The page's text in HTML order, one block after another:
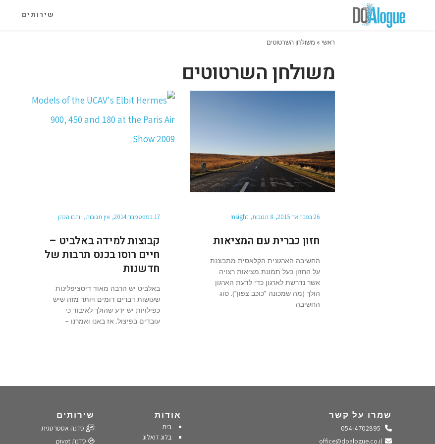
שירותים
ראשי » משולחן השרטוטים
משולחן השרטוטים
26 בפברואר 2015 8 תגובות Insight
חזון כברית עם המציאות
החשיבה הארגונית הקלאסית מתבוננת
על החזון כעל תמונת מציאות רצויה
אשר נדרשת לארגון כדי לדעת הארגון
הולך (מה שמכונה "כוכב צפון"). סוג
החשיבה
17 בספטמבר 2014 אין תגובות יותם הכהן
קבוצות למידה באלביט –
חיים רוסו בכנס תרבות של
חדשנות
באלביט יש הרבה מאוד דיסציפלינות
שעושות דברים דומים ויותר מזה שיש
כפילויות יש ידע שהולך לאיבוד כי
עובדים בפיצול. אז באנו ואמרנו –
שמרו על קשר
התקשרו אלינו
שלחו מייל
אודות
בית
בלוג דואלוג
שירותים
סדנה אסטרטגית
סדנת pivot